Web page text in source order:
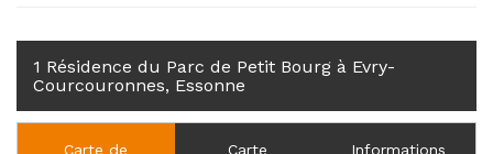
1 Résidence du Parc de Petit Bourg à Evry-
Courcouronnes, Essonne
Carte de
Carte
Informations